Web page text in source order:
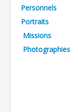
Avions
Personnels
Formation
Personnels
Portraits
Missions
Photographies